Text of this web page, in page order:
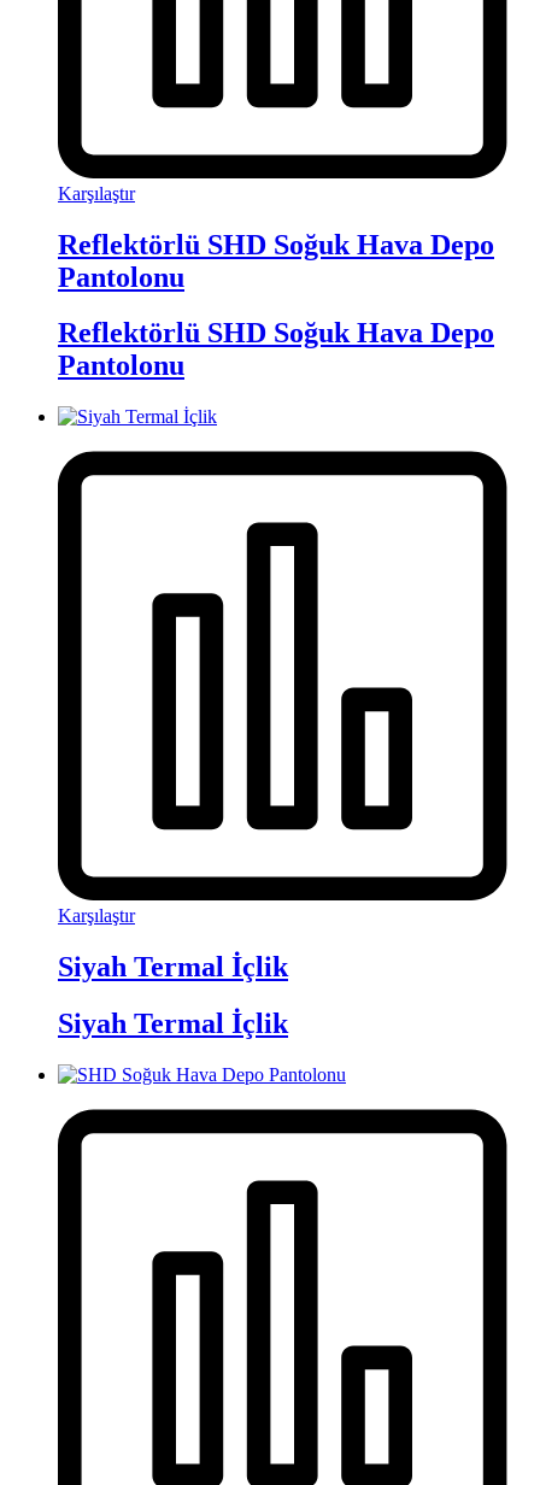
Karşılaştır
Reflektörlü SHD Soğuk Hava Depo
Pantolonu
Reflektörlü SHD Soğuk Hava Depo
Pantolonu
Karşılaştır
Siyah Termal İçlik
Siyah Termal İçlik